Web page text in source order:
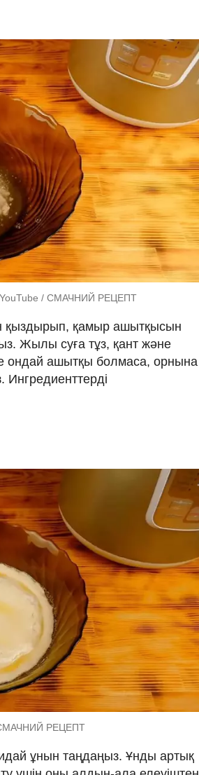
YouTube / СМАЧНИЙ РЕЦЕПТ
қыздырып, қамыр ашытқысын
Жылы суға тұз, қант және
ондай ашытқы болмаса, орнына
СМАЧНИЙ РЕЦЕПТ
ұнын таңдаңыз. Ұнды артық